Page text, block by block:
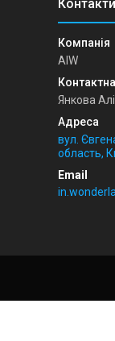
AIW
Янкова
вул.
область,